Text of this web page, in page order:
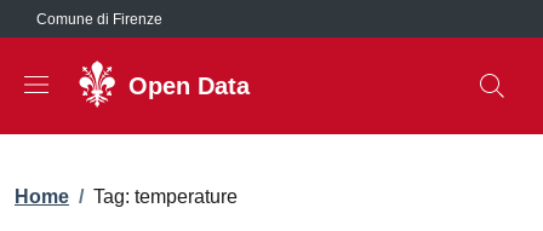
Salta al contenuto principale
Comune di Firenze
Open Data
Briciole di pane
Home / Tag: temperature